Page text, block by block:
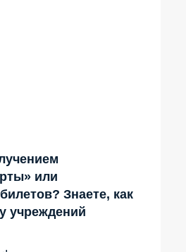
или
Знаете, как
учреждений